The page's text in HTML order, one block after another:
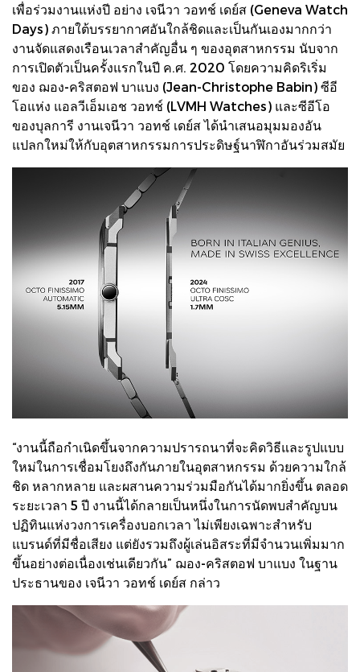
เพื่อร่วมงานแห่งปี อย่าง เจนีวา วอทช์ เดย์ส (Geneva Watch
Days) ภายใต้บรรยากาศอันใกล้ชิดและเป็นกันเองมากกว่า
งานจัดแสดงเรือนเวลาสำคัญอื่น ๆ ของอุตสาหกรรม นับจาก
การเปิดตัวเป็นครั้งแรกในปี ค.ศ. 2020 โดยความคิดริเริ่ม
ของ ฌอง-คริสตอฟ บาแบง (Jean-Christophe Babin) ซีอี
โอแห่ง แอลวีเอ็มเอช วอทช์ (LVMH Watches) และซีอีโอ
ของบุลการี งานเจนีวา วอทช์ เดย์ส ได้นำเสนอมุมมองอัน
แปลกใหม่ให้กับอุตสาหกรรมการประดิษฐ์นาฬิกาอันร่วมสมัย
“งานนี้ถือกำเนิดขึ้นจากความปรารถนาที่จะคิดวิธีและรูปแบบ
ใหม่ในการเชื่อมโยงถึงกันภายในอุตสาหกรรม ด้วยความใกล้
ชิด หลากหลาย และผสานความร่วมมือกันได้มากยิ่งขึ้น ตลอด
ระยะเวลา 5 ปี งานนี้ได้กลายเป็นหนึ่งในการนัดพบสำคัญบน
ปฏิทินแห่งวงการเครื่องบอกเวลา ไม่เพียงเฉพาะสำหรับ
แบรนด์ที่มีชื่อเสียง แต่ยังรวมถึงผู้เล่นอิสระที่มีจำนวนเพิ่มมาก
ขึ้นอย่างต่อเนื่องเช่นเดียวกัน” ฌอง-คริสตอฟ บาแบง ในฐาน
ประธานของ เจนีวา วอทช์ เดย์ส กล่าว